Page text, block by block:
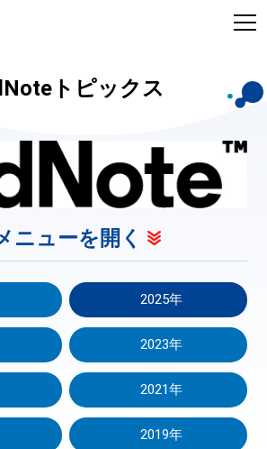
トピックス
ニューを開く
2025年
2023年
2021年
2019年